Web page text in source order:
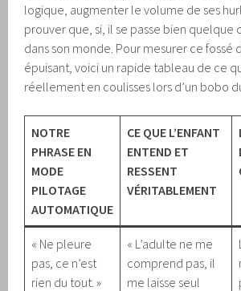
logique, augmenter le volume de ses
prouver que, si, il se passe bien quelque
dans son monde. Pour mesurer ce fossé
épuisant, voici un rapide tableau de ce
réellement en coulisses lors d’un bobo
NOTRE
PHRASE EN
MODE
PILOTAGE
AUTOMATIQUE
CE QUE L’ENFANT
ENTEND ET
RESSENT
VÉRITABLEMENT
« Ne pleure
pas, ce n’est
rien du tout. »
« L’adulte ne me
comprend pas, il
me laisse seul